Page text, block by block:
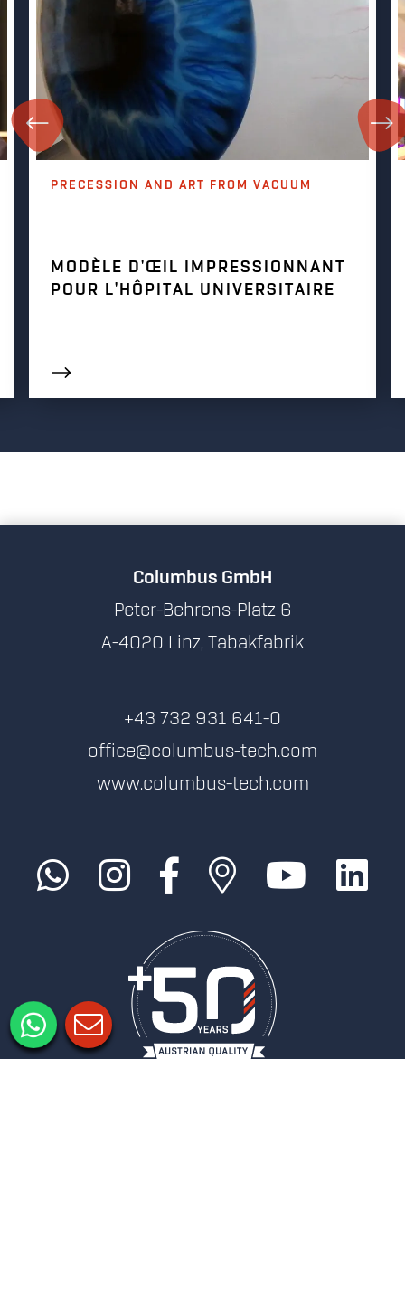
PRECESSION AND ART FROM VACUUM
MODÈLE D'ŒIL IMPRESSIONNANT
POUR L'HÔPITAL UNIVERSITAIRE
Columbus GmbH
Peter-Behrens-Platz 6
A-4020 Linz, Tabakfabrik
+43 732 931 641-0
office@columbus-tech.com
www.columbus-tech.com